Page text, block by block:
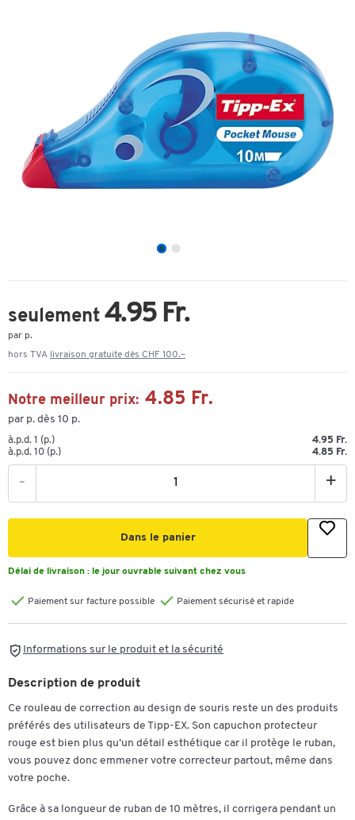
seulement 4.95 Fr.
par p.
hors TVA livraison gratuite dès CHF 100.–
Notre meilleur prix: 4.85 Fr.
par p. dès 10 p.
à.p.d. 1 (p.)
4.95 Fr.
à.p.d. 10 (p.)
4.85 Fr.
- +
Dans le panier
Délai de livraison : le jour ouvrable suivant chez vous
Paiement sur facture possible Paiement sécurisé et rapide
Informations sur le produit et la sécurité
Description de produit
Ce rouleau de correction au design de souris reste un des produits
préférés des utilisateurs de Tipp-EX. Son capuchon protecteur
rouge est bien plus qu’un détail esthétique car il protège le ruban,
vous pouvez donc emmener votre correcteur partout, même dans
votre poche.
Grâce à sa longueur de ruban de 10 mètres, il corrigera pendant un